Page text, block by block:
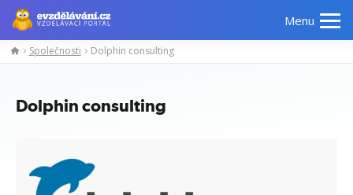
Menu
Manažerské
Odborné
Společnosti Dolphin consulting
Dolphin consulting